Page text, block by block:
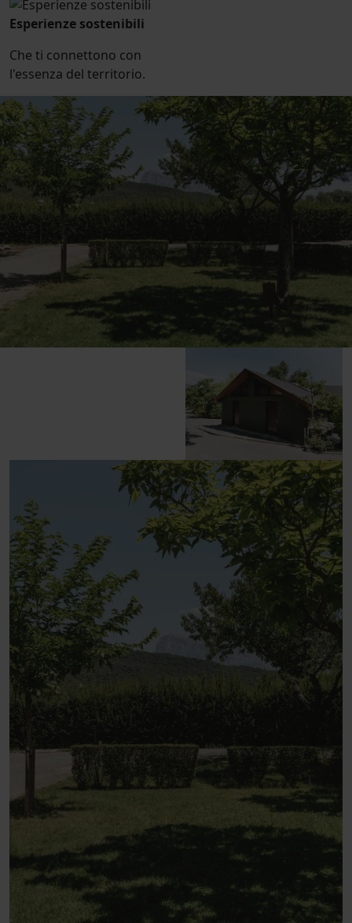
Esperienze sostenibili
Che ti connettono con
l'essenza del territorio.